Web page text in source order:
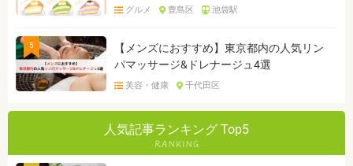
グルメ 豊島区 池袋駅
5
【メンズにおすすめ】東京都内の人気リン
パマッサージ&ドレナージュ4選
美容・健康 千代田区
人気記事ランキング Top5